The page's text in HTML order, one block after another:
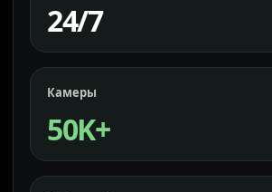
24/7
Камеры
50K+